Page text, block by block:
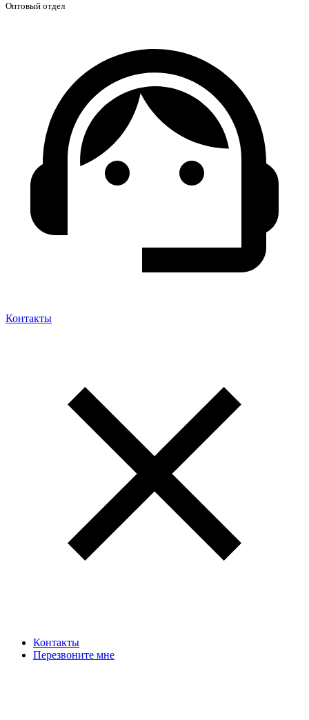
Оптовый отдел
Контакты
Контакты
Перезвоните мне